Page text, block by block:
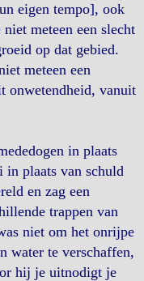
eigen tempo], ook
meteen een slecht
op dat gebied.
meteen een
onwetendheid, vanuit
in plaats
plaats van schuld
en zag een
trappen van
niet om het onrijpe
water te verschaffen,
hij je uitnodigt je